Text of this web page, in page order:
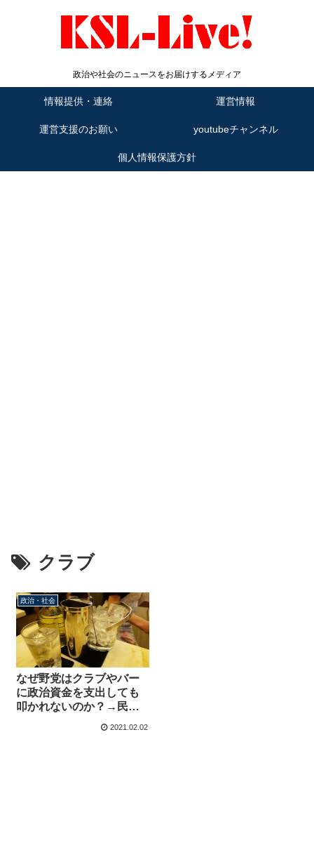
政治や社会のニュースをお届けするメディア
情報提供・連絡 運営情報
運営支援のお願い youtubeチャンネル
個人情報保護方針
クラブ
政治・社会
なぜ野党はクラブやバー
に政治資金を支出しても
叩かれないのか？→民主
ラ接待してたから
2021.02.02